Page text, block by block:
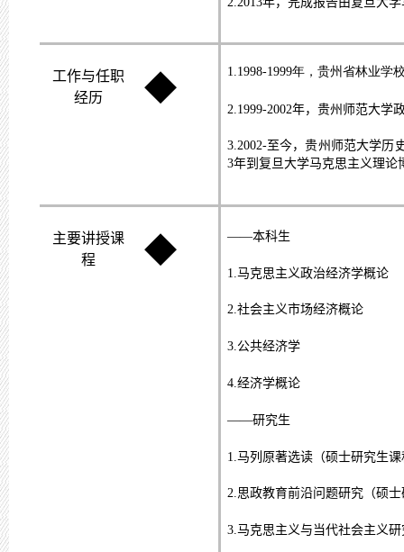
工作与任职
经历
◆
1.1998-1999年，贵州省林业学
2.1999-2002年，贵州师范大学
3.2002-至今，贵州师范大学历
3年到复旦大学马克思主义理论
主要讲授课
程
◆ ——本科生
1. 马克思主义政治经济学概论
2.社会主义市场经济概论
3.公共经济学
4. 经济学概论
——研究生
1. 马列原著选读（硕士研究生课
2.思政教育前沿问题研究（硕
3.马克思主义与当代社会主义